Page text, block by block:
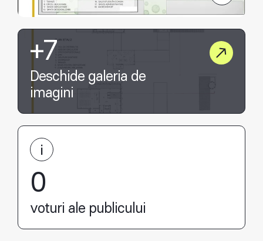
+7
Deschide galeria de
imagini
0
voturi ale publicului